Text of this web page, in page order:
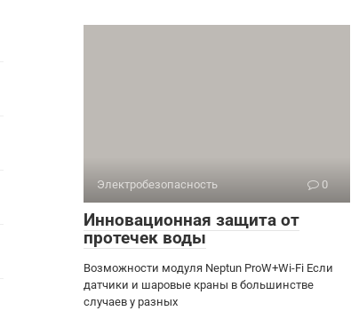
Электробезопасность 0
Инновационная защита от
протечек воды
Возможности модуля Neptun ProW+Wi-Fi Если
датчики и шаровые краны в большинстве
случаев у разных